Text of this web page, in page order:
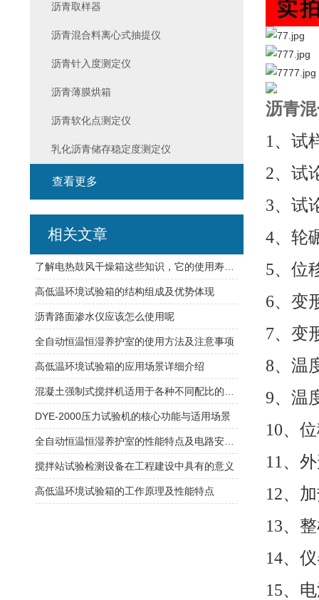
沥青
1、试
2、试
3、试
4、轮
5、位
6、变
7、变
8、温
9、温
10、
11、
12、
13、
14、
15、
沥青取样器
沥青混合料离心式抽提仪
沥青针入度测定仪
沥青薄膜烘箱
沥青软化点测定仪
乳化沥青储存稳定度测定仪
查看更多
相关文章
高低温环境试验箱的结构组成及优势体现
沥青路面渗水仪应该怎么使用呢
全自动恒温恒湿养护室的使用方法及注意事项
高低温环境试验箱的应用场景详细介绍
DYE-2000压力试验机的核心功能与适用场景
搅拌站试验检测设备在工程建设中具有的意义
高低温环境试验箱的工作原理及性能特点